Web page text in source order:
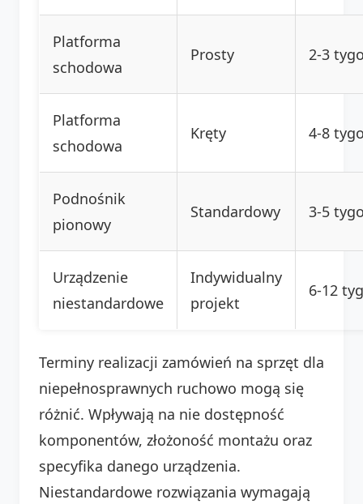
Platforma
schodowa
Prosty 2-3
Platforma
schodowa
Kręty 4-8
Podnośnik
pionowy
Standardowy 3-5
Urządzenie
niestandardowe
Indywidualny
projekt
6-12
Terminy realizacji zamówień na sprzęt dla
niepełnosprawnych ruchowo mogą się
różnić. Wpływają na nie dostępność
komponentów, złożoność montażu oraz
specyfika danego urządzenia.
Niestandardowe rozwiązania wymagają